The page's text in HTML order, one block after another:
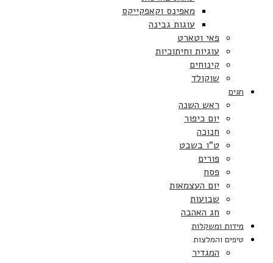
מאפינס וקאפקייקס
עוגות גבינה
פאי וטארט
עוגיות וחיתוכיות
קינוחים
שוקולד
חגים
ראש השנה
יום כיפור
חנוכה
ט”ו בשבט
פורים
פסח
יום העצמאות
שבועות
חג האהבה
מידות ומשקלות
טיפים והמלצות
המגדיר